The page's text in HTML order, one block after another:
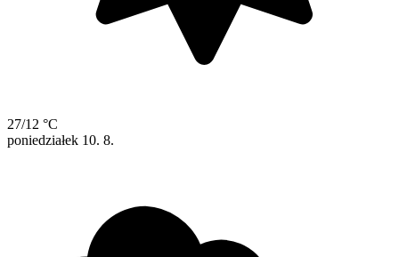
27/12 °C
poniedziałek 10. 8.